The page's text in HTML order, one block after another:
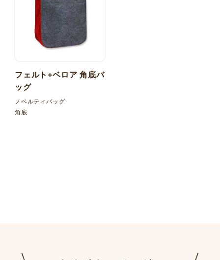
フェルト+ベロア 角底バ
ッグ
ノベルティバッグ
角底